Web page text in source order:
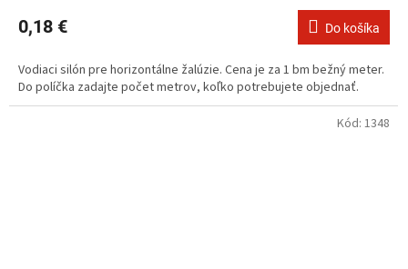
0,18 € Do košíka
Vodiaci silón pre horizontálne žalúzie. Cena je za 1 bm bežný meter.
Do políčka zadajte počet metrov, koľko potrebujete objednať.
Kód: 1348